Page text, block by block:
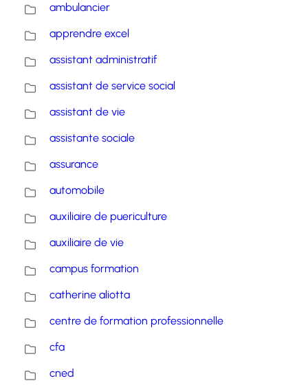
ambulancier
apprendre excel
assistant administratif
assistant de service social
assistant de vie
assistante sociale
assurance
automobile
auxiliaire de puericulture
auxiliaire de vie
campus formation
catherine aliotta
centre de formation professionnelle
cfa
cned